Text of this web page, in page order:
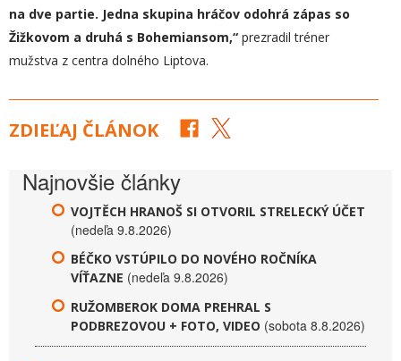
na dve partie. Jedna skupina hráčov odohrá zápas so
Žižkovom a druhá s Bohemiansom,“ prezradil tréner
mužstva z centra dolného Liptova.
ZDIEĽAJ ČLÁNOK
Najnovšie články
VOJTĚCH HRANOŠ SI OTVORIL STRELECKÝ ÚČET
(nedeľa 9.8.2026)
BÉČKO VSTÚPILO DO NOVÉHO ROČNÍKA
VÍŤAZNE (nedeľa 9.8.2026)
RUŽOMBEROK DOMA PREHRAL S
PODBREZOVOU + FOTO, VIDEO (sobota 8.8.2026)